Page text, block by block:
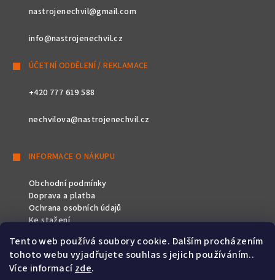
Tento web používá soubory cookie. Dalším procházením
tohoto webu vyjadřujete souhlas s jejich používáním..
Více informacízde.
nastrojenechvil@gmail.com
info@nastrojenechvil.cz
ÚČETNÍ ODDĚLENÍ / REKLAMACE
+420 777 619 588
nechvilova@nastrojenechvil.cz
INFORMACE O NÁKUPU
Obchodní podmínky
Doprava a platba
Ochrana osobních údajů
Ke stažení
SLEDUJTE NÁS